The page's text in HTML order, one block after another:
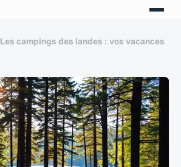
Les campings des landes : vos vacances